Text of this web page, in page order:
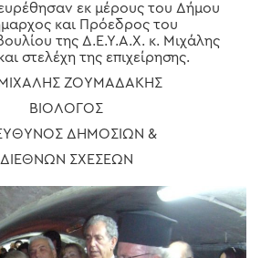
εκ μέρους του Δήμου
και Πρόεδρος του
της Δ.Ε.Υ.Α.Χ. κ. Μιχάλης
στελέχη της επιχείρησης.
ΖΟΥΜΑΔΑΚΗΣ
ΒΙΟΛΟΓΟΣ
ΔΗΜΟΣΙΩΝ &
ΔΙΕΘΝΩΝ ΣΧΕΣΕΩΝ